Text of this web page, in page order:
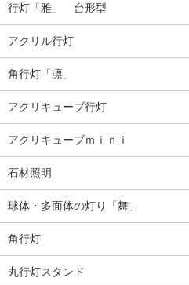
行灯「雅」 台形型
アクリル行灯
角行灯「凛」
アクリキューブ行灯
アクリキューブｍｉｎｉ
石材照明
球体・多面体の灯り「舞」
角行灯
丸行灯スタンド